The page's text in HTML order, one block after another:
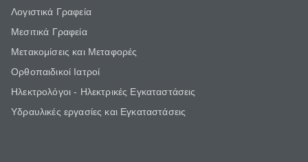
Λογιστικά Γραφεία
Μεσιτικά Γραφεία
Μετακομίσεις και Μεταφορές
Ορθοπαιδικοί Ιατροί
Ηλεκτρολόγοι - Ηλεκτρικές Εγκαταστάσεις
Υδραυλικές εργασίες και Εγκαταστάσεις